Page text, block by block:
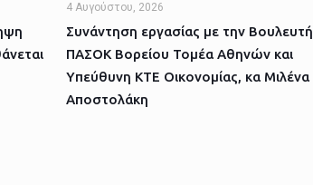
4 Αυγούστου, 2026
Συνάντηση εργασίας με την Βουλευτή
ΠΑΣΟΚ Βορείου Τομέα Αθηνών και
Υπεύθυνη ΚΤΕ Οικονομίας, κα Μιλένα
Αποστολάκη